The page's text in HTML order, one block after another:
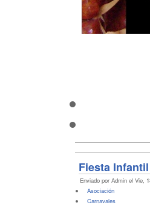
Fiesta
Enviado por Admin el Vie,
Asociación
Carnavales